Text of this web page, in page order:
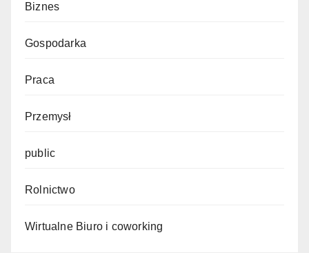
Biznes
Gospodarka
Praca
Przemysł
public
Rolnictwo
Wirtualne Biuro i coworking